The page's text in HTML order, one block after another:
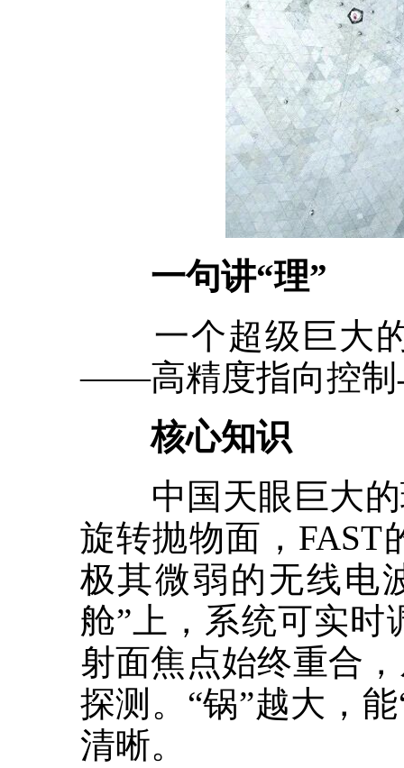
一句讲“理”
一个超级巨大的
——高精度指向控制
核心知识
中国天眼巨大的
旋转抛物面，FAST
极其微弱的无线电
舱”上，系统可实
射面焦点始终重合
探测。“锅”越大，
清晰。